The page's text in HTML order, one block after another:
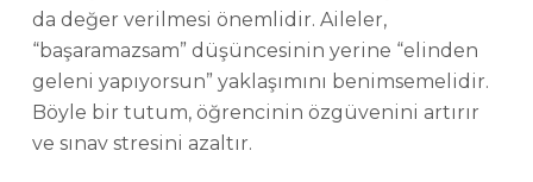
da değer verilmesi önemlidir. Aileler,
“başaramazsam” düşüncesinin yerine “elinden
geleni yapıyorsun” yaklaşımını benimsemelidir.
Böyle bir tutum, öğrencinin özgüvenini artırır
ve sınav stresini azaltır.